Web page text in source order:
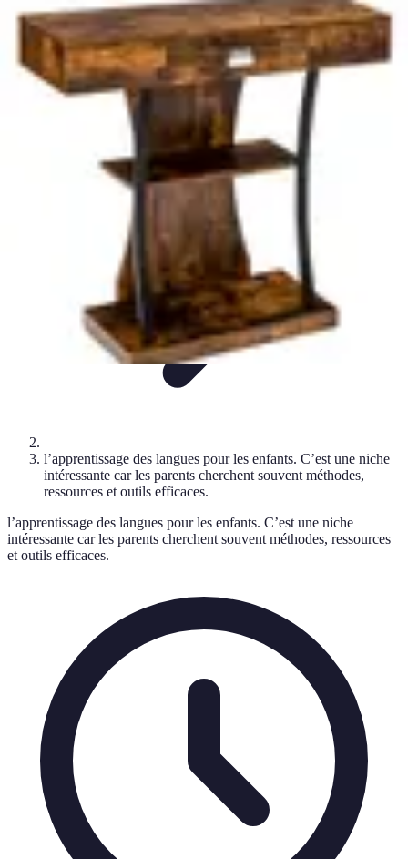
Langue Enfantine
MéthodesRessources LudiqueConceptsbénéfices
Langue Enfantine
l’apprentissage des langues pour les enfants. C’est une niche
intéressante car les parents cherchent souvent méthodes,
ressources et outils efficaces.
l’apprentissage des langues pour les enfants. C’est une niche
intéressante car les parents cherchent souvent méthodes, ressources
et outils efficaces.